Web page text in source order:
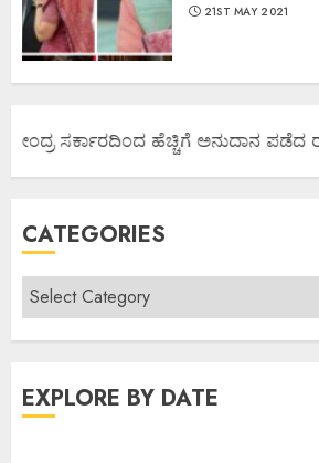
21ST MAY 2021
ಸರ್ಕಾರದಿಂದ ಹೆಚ್ಚಿಗೆ ಅನುದಾನ ಪಡೆದ
CATEGORIES
EXPLORE BY DATE